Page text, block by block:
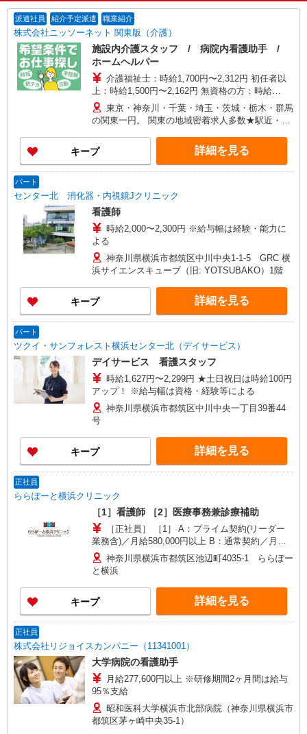
派遣社員 紹介予定派遣 職業紹介
株式会社ニッソーネット 関東版（介護）
施設内介護スタッフ / 病院内看護助手 /
ホームヘルパー
介護福祉士：時給1,700円〜2,312円 初任者以
上：時給1,500円〜2,162円 無資格の方：時給
1,350円〜1,925円 ※給与幅は勤務先による +交通
費、諸手当（勤務先による） +0円で介護資格が取
れる （別途規定） ★給与日払い制度あり！
東京・神奈川・千葉・埼玉・茨城・栃木・群馬
の関東一円。 関東の地域密着求人多数★駅近・家
キープ 詳細を見る
パート
センター北 消化器・内視鏡Jクリニック
看護師
時給2,000〜2,300円 ※給与幅は経験・能力に
よる
神奈川県横浜市都筑区中川中央1-1-5 GRC 横
浜サイエンスキューブ（旧: YOTSUBAKO）1階
キープ 詳細を見る
パート
ツクイ・サンフォレスト横浜センター北（デイサービス）
デイサービス 看護スタッフ
時給1,627円〜2,299円 ★土日祝日は時給100円
アップ！ ※給与幅は資格・経験等による
神奈川県横浜市都筑区中川中央一丁目39番44
号
キープ 詳細を見る
正社員
ららぽーと横浜クリニック
［1］看護師 ［2］医療事務兼診療補助
［正社員］ ［1］ A：プライム契約(リーダー
業務含)／月給580,000円以上 B：通常契約／月給
440,000円〜460,000円 ※経験・能力により優遇し
ます ※研修3ヶ月あり(研修中は時給3,000円になり
ます) ［2］ 月給360,000円以上 ※今春または来春
専・短・大新卒予定者：月給380,000円以上 ※研
修3ヶ月あり（研修中は時給2,050円になります）
神奈川県横浜市都筑区池辺町4035-1 ららぽー
と横浜
キープ 詳細を見る
正社員
株式会社リジョイスカンパニー（11341001）
大学病院の看護助手
月給277,600円以上 ※研修期間2ヶ月間は給与
95％支給
昭和医科大学横浜市北部病院（神奈川県横浜市
都筑区茅ヶ崎中央35-1）